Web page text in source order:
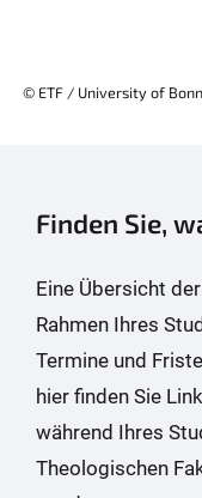
© ETF / University of Bonn
Finden Sie,
Eine Übersicht
Rahmen Ihres
Termine und
hier finden Sie
während Ihres
Theologischen